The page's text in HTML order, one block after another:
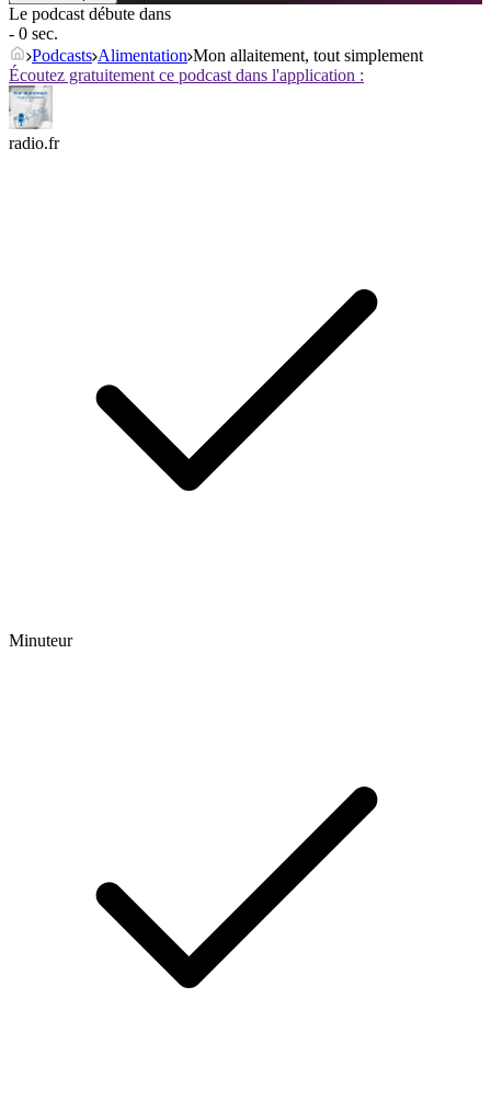
Le podcast débute dans
- 0 sec.
Podcasts Alimentation Mon allaitement, tout simplement
Écoutez gratuitement ce podcast dans l'application :
radio.fr
Minuteur